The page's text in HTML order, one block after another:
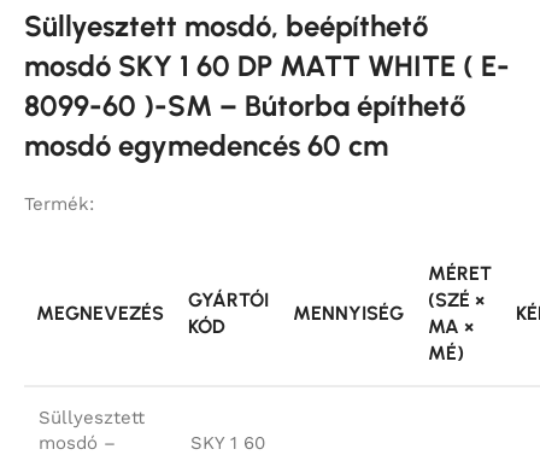
Süllyesztett mosdó, beépíthető
mosdó SKY 1 60 DP MATT WHITE ( E-
8099-60 )-SM – Bútorba építhető
mosdó egymedencés 60 cm
Termék:
MEGNEVEZÉS
GYÁRTÓI
KÓD
MENNYISÉG
MÉRET
(SZÉ ×
MA ×
MÉ)
Süllyesztett
mosdó –
SKY 1 60